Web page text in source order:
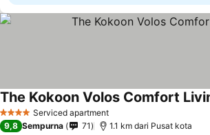
4 BintangServiced apartment
The Kokoon Volos Comfort
9,8 Sempurna 71 1.1 km dari Pusat kota